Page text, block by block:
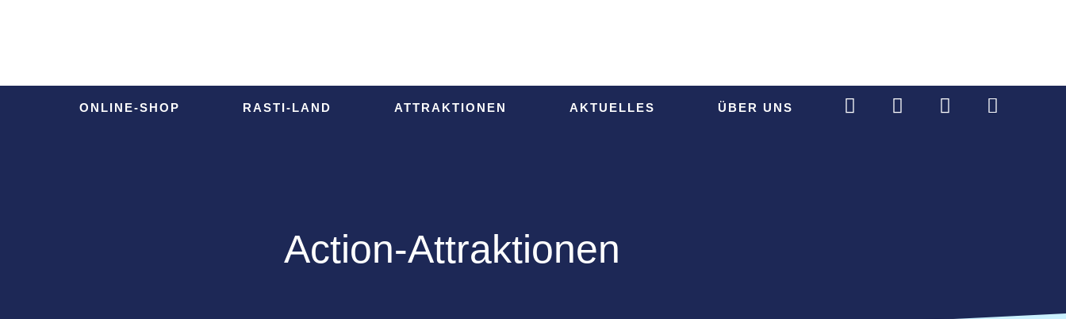
ONLINE-SHOP RASTI-LAND ATTRAKTIONEN AKTUELLES ÜBER UNS
Action-Attraktionen